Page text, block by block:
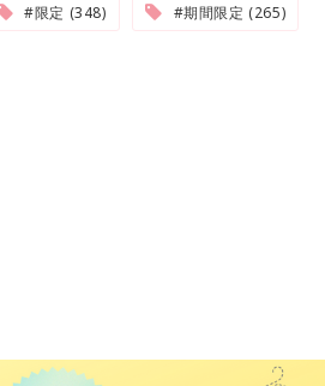
#限定 (348) #期間限定 (265)